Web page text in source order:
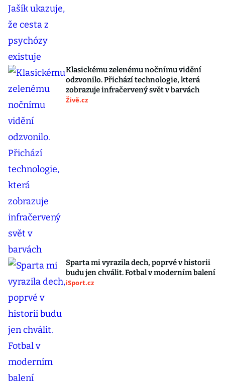
Klasickému zelenému nočnímu vidění
odzvonilo. Přichází technologie, která
zobrazuje infračervený svět v barvách
Živě.cz
Sparta mi vyrazila dech, poprvé v historii
budu jen chválit. Fotbal v moderním balení
iSport.cz